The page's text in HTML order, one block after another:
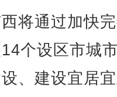
通过加快
个设区市城
、建设宜居